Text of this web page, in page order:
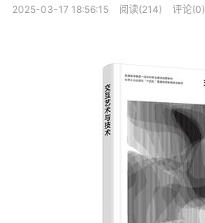
2025-03-17 18:56:15 阅读(214) 评论(0)